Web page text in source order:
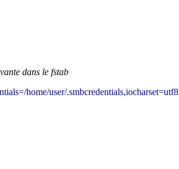
dans le fstab
home/user/.smbcredentials,iocharset=utf8